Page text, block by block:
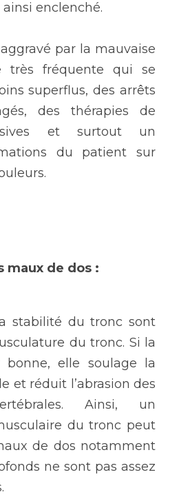
enclenché.
par la mauvaise
très fréquente qui se
superflus, des arrêts
des thérapies de
et surtout un
du patient sur
maux de dos :
stabilité du tronc sont
du tronc. Si la
bonne, elle soulage la
et réduit l’abrasion des
Ainsi, un
du tronc peut
de dos notamment
ne sont pas assez